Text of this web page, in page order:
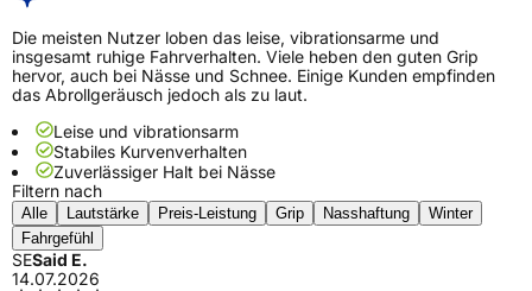
Die meisten Nutzer loben das leise, vibrationsarme und
insgesamt ruhige Fahrverhalten. Viele heben den guten Grip
hervor, auch bei Nässe und Schnee. Einige Kunden empfinden
das Abrollgeräusch jedoch als zu laut.
Leise und vibrationsarm
Stabiles Kurvenverhalten
Zuverlässiger Halt bei Nässe
Filtern nach
Alle Lautstärke Preis-Leistung Grip Nasshaftung
Winter
Fahrgefühl
SESaid E.
14.07.2026